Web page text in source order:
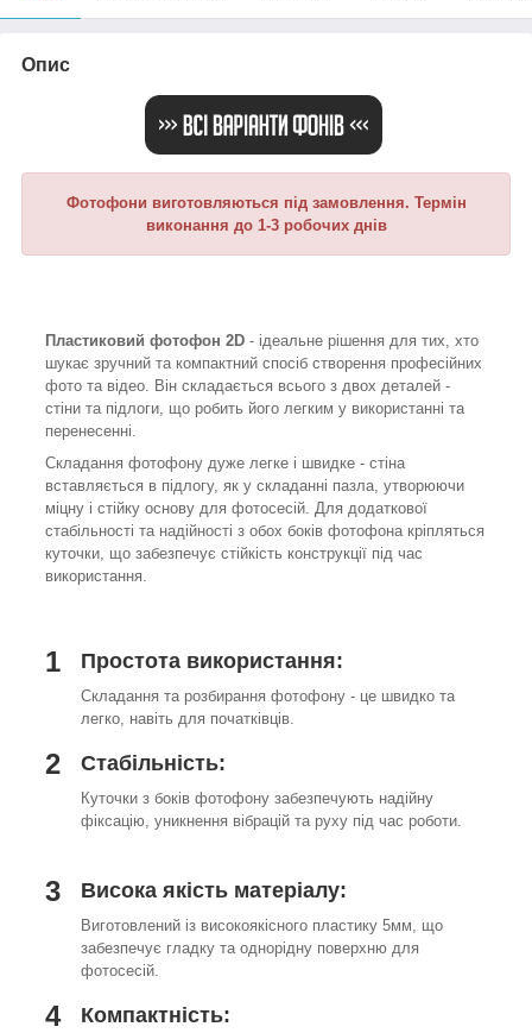
Опис
Фотофони виготовляються під замовлення. Термін
виконання до 1-3 робочих днів
Пластиковий фотофон 2D - ідеальне рішення для тих, хто
шукає зручний та компактний спосіб створення професійних
фото та відео. Він складається всього з двох деталей -
стіни та підлоги, що робить його легким у використанні та
перенесенні.
Складання фотофону дуже легке і швидке - стіна
вставляється в підлогу, як у складанні пазла, утворюючи
міцну і стійку основу для фотосесій. Для додаткової
стабільності та надійності з обох боків фотофона кріпляться
куточки, що забезпечує стійкість конструкції під час
використання.
1 Простота використання:
Складання та розбирання фотофону - це швидко та
легко, навіть для початківців.
2 Стабільність:
Куточки з боків фотофону забезпечують надійну
фіксацію, уникнення вібрацій та руху під час роботи.
3 Висока якість матеріалу:
Виготовлений із високоякісного пластику 5мм, що
забезпечує гладку та однорідну поверхню для
фотосесій.
4 Компактність: